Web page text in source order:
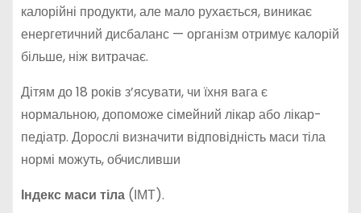
калорійні продукти, але мало рухається, виникає
енергетичний дисбаланс — організм отримує калорій
більше, ніж витрачає.
Дітям до 18 років з’ясувати, чи їхня вага є
нормальною, допоможе сімейний лікар або лікар-
педіатр. Дорослі визначити відповідність маси тіла
нормі можуть, обчисливши
Індекс маси тіла (ІМТ).